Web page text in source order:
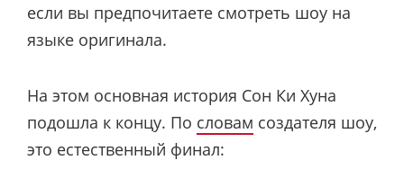
если вы предпочитаете смотреть шоу на
языке оригинала.
На этом основная история Сон Ки Хуна
подошла к концу. По словам создателя шоу,
это естественный финал: